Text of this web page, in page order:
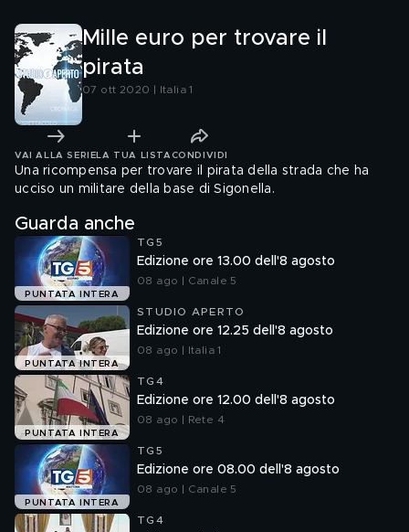
Mille euro per trovare il
pirata
07 ott 2020 | Italia 1
VAI ALLA SERIE LA TUA LISTA CONDIVIDI
Una ricompensa per trovare il pirata della strada che ha
ucciso un militare della base di Sigonella.
Guarda anche
PUNTATA INTERA
TG5
Edizione ore 13.00 dell'8 agosto
08 ago | Canale 5
PUNTATA INTERA
STUDIO APERTO
Edizione ore 12.25 dell'8 agosto
08 ago | Italia 1
PUNTATA INTERA
TG4
Edizione ore 12.00 dell'8 agosto
08 ago | Rete 4
PUNTATA INTERA
TG5
Edizione ore 08.00 dell'8 agosto
08 ago | Canale 5
TG4